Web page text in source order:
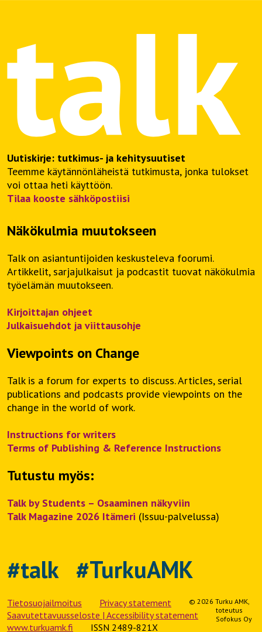
Uutiskirje: tutkimus- ja kehitysuutiset
Teemme käytännönläheistä tutkimusta, jonka tulokset
voi ottaa heti käyttöön.
Tilaa kooste sähköpostiisi
Näkökulmia muutokseen
Talk on asiantuntijoiden keskusteleva foorumi.
Artikkelit, sarjajulkaisut ja podcastit tuovat näkökulmia
työelämän muutokseen.
Kirjoittajan ohjeet
Julkaisuehdot ja viittausohje
Viewpoints on Change
Talk is a forum for experts to discuss. Articles, serial
publications and podcasts provide viewpoints on the
change in the world of work.
Instructions for writers
Terms of Publishing & Reference Instructions
Tutustu myös:
Talk by Students – Osaaminen näkyviin
Talk Magazine 2026 Itämeri (Issuu-palvelussa)
#talk #TurkuAMK
Tietosuojailmoitus
Privacy statement
Saavutettavuusseloste | Accessibility statement
www.turkuamk.fi
ISSN 2489-821X
© 2026 Turku AMK,
toteutus
Sofokus Oy